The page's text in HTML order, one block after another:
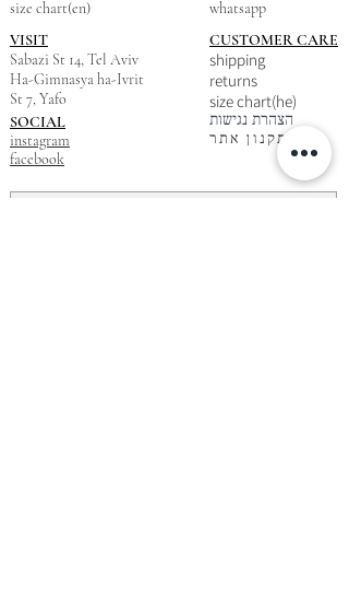
size chart(en)
VISIT
Sabazi St 14, Tel Aviv
Ha-Gimnasya ha-Ivrit
St 7, Yafo
SOCIAL
instagram
facebook
whatsapp
CUSTOMER CARE
shipping
returns
size chart(he)
הצהרת נגישות
תקנון אתר